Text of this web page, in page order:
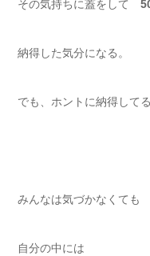
その気持ちに蓋をして
納得した気分になる。
でも、ホントに納得して
みんなは気づかなくても
自分の中には